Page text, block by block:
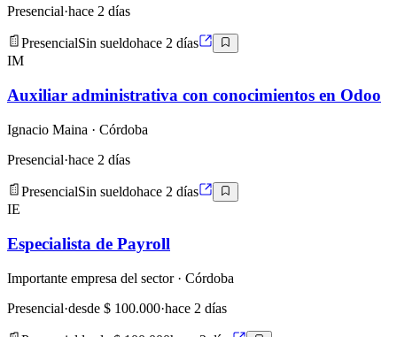
Presencial·hace 2 días
PresencialSin sueldohace 2 días
IM
Auxiliar administrativa con conocimientos en Odoo
Ignacio Maina · Córdoba
Presencial·hace 2 días
PresencialSin sueldohace 2 días
IE
Especialista de Payroll
Importante empresa del sector· Córdoba
Presencial·desde $ 100.000·hace 2 días